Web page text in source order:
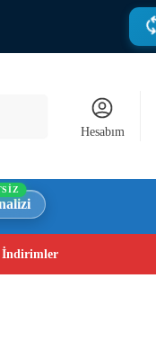
Hesabım
İndirimler